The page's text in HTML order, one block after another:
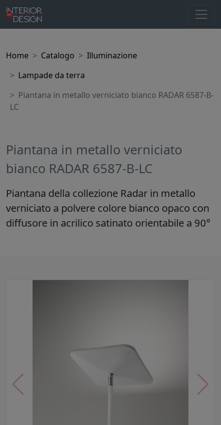
Home Catalogo
Illuminazione
Lampade da terra
Piantana in metallo verniciato bianco RADAR 6587-B-
LC
Piantana in metallo verniciato
bianco RADAR 6587-B-LC
Piantana della collezione Radar in metallo
verniciato a polvere colore bianco opaco con
diffusore in acrilico satinato orientabile a 90°